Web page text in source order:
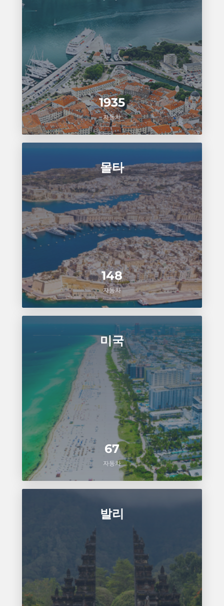
1935
자동차
148
자동차
몰타
67
자동차
미국
발리